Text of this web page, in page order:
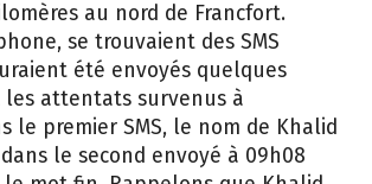
au nord de Francfort.
se trouvaient des SMS
été envoyés quelques
les attentats survenus à
le premier SMS, le nom de Khalid
le second envoyé à 09h08